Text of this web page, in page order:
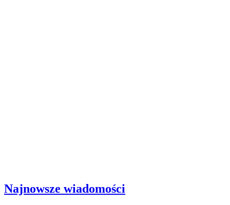
Najnowsze wiadomości